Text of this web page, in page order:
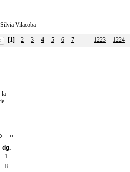
Vilacoba
[1] 2 3 4 5 6 7 … 1223
1224
la
dg.
1
8